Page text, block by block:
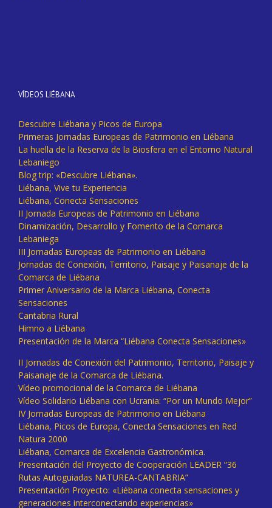
VÍDEOS LIÉBANA
Descubre Liébana y Picos de Europa
Primeras Jornadas Europeas de Patrimonio en Liébana
La huella de la Reserva de la Biosfera en el Entorno Natural
Lebaniego
Blog trip: «Descubre Liébana».
Liébana, Vive tu Experiencia
Liébana, Conecta Sensaciones
II Jornada Europeas de Patrimonio en Liébana
Dinamización, Desarrollo y Fomento de la Comarca
Lebaniega
III Jornadas Europeas de Patrimonio en Liébana
Jornadas de Conexión, Territorio, Paisaje y Paisanaje de la
Comarca de Liébana
Primer Aniversario de la Marca Liébana, Conecta
Sensaciones
Cantabria Rural
Himno a Liébana
Presentación de la Marca “Liébana Conecta Sensaciones»
II Jornadas de Conexión del Patrimonio, Territorio, Paisaje y
Paisanaje de la Comarca de Liébana.
Vídeo promocional de la Comarca de Liébana
Vídeo Solidario Liébana con Ucrania: “Por un Mundo Mejor”
IV Jornadas Europeas de Patrimonio en Liébana
Liébana, Picos de Europa, Conecta Sensaciones en Red
Natura 2000
Liébana, Comarca de Excelencia Gastronómica.
Presentación del Proyecto de Cooperación LEADER “36
Rutas Autoguiadas NATUREA-CANTABRIA”
Presentación Proyecto: «Liébana conecta sensaciones y
generaciones interconectando experiencias»